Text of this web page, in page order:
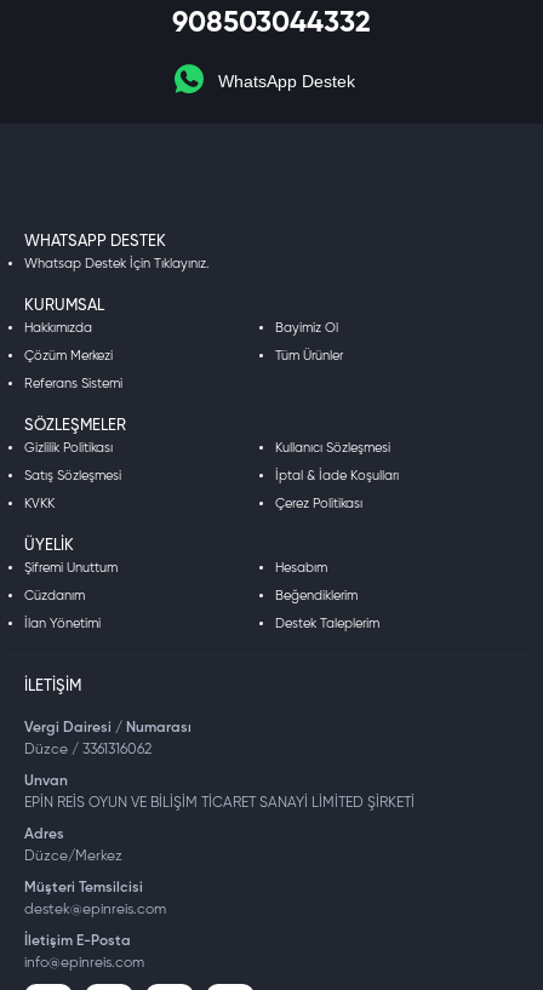
908503044332
WhatsApp Destek
WHATSAPP DESTEK
Whatsap Destek İçin Tıklayınız.
KURUMSAL
Hakkımızda Bayimiz Ol
Çözüm Merkezi Tüm Ürünler
Referans Sistemi
SÖZLEŞMELER
Gizlilik Politikası Kullanıcı Sözleşmesi
Satış Sözleşmesi İptal & İade Koşulları
KVKK Çerez Politikası
ÜYELIK
Şifremi Unuttum Hesabım
Cüzdanım Beğendiklerim
İlan Yönetimi Destek Taleplerim
İLETIŞIM
Vergi Dairesi / Numarası
Düzce / 3361316062
Unvan
EPİN REİS OYUN VE BİLİŞİM TİCARET SANAYİ LİMİTED ŞİRKETİ
Adres
Düzce/Merkez
Müşteri Temsilcisi
destek@epinreis.com
İletişim E-Posta
info@epinreis.com